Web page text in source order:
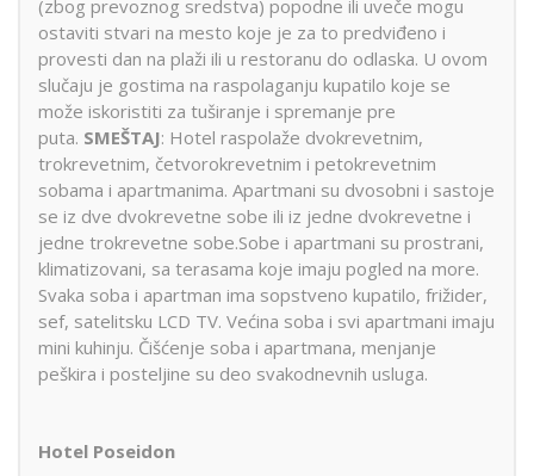
(zbog prevoznog sredstva) popodne ili uveče mogu
ostaviti stvari na mesto koje je za to predviđeno i
provesti dan na plaži ili u restoranu do odlaska. U ovom
slučaju je gostima na raspolaganju kupatilo koje se
može iskoristiti za tuširanje i spremanje pre
puta. SMEŠTAJ: Hotel raspolaže dvokrevetnim,
trokrevetnim, četvorokrevetnim i petokrevetnim
sobama i apartmanima. Apartmani su dvosobni i sastoje
se iz dve dvokrevetne sobe ili iz jedne dvokrevetne i
jedne trokrevetne sobe.Sobe i apartmani su prostrani,
klimatizovani, sa terasama koje imaju pogled na more.
Svaka soba i apartman ima sopstveno kupatilo, frižider,
sef, satelitsku LCD TV. Većina soba i svi apartmani imaju
mini kuhinju. Čišćenje soba i apartmana, menjanje
peškira i posteljine su deo svakodnevnih usluga.
Hotel Poseidon